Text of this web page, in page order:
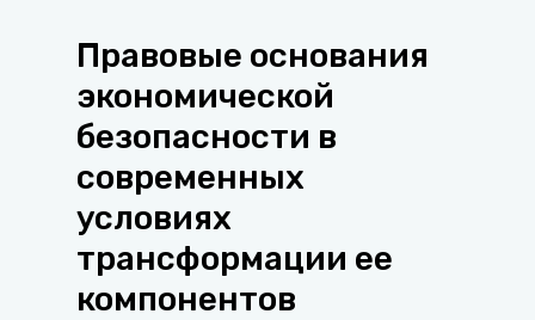
Правовые основания
экономической
безопасности в
современных
условиях
трансформации ее
компонентов